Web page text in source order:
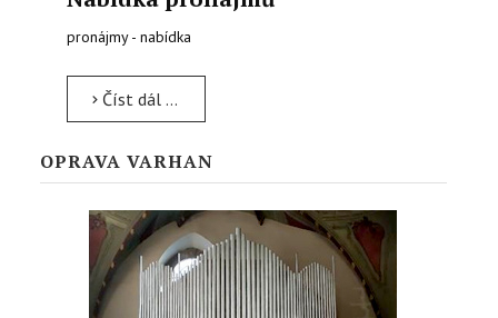
pronájmy - nabídka
Číst dál …
OPRAVA VARHAN